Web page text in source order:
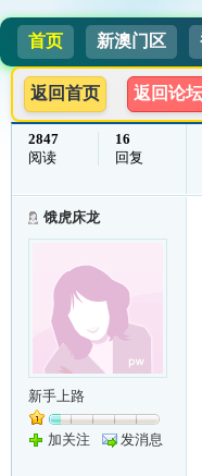
首页 新澳门区
返回首页 返回论坛
2847
阅读
16
回复
饿虎床龙
新手上路
加关注 发消息